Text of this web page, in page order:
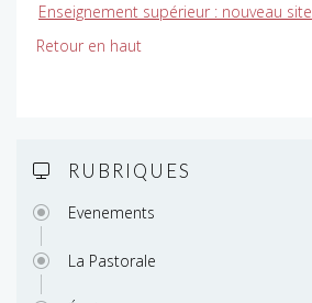
Enseignement supérieur : nouveau site
Retour en haut
RUBRIQUES
Evenements
La Pastorale